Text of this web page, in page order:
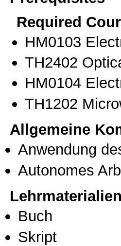
Required
ΗΜ0103
ΤΗ2402
ΗΜ0104
ΤΗ1202
Allgemeine
Anwendung
Autonomes
Lehrmaterialien
Buch
Skript